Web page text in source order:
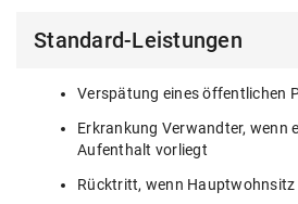
Standard-Leistungen
Verspätung eines öffentlichen
Erkrankung Verwandter, wenn
Aufenthalt vorliegt
Rücktritt, wenn